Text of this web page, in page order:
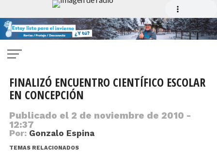
FINALIZÓ ENCUENTRO CIENTÍFICO ESCOLAR
EN CONCEPCIÓN
Publicado el 2 de noviembre de 2010 -
12:37
Por: Gonzalo Espina
TEMAS RELACIONADOS